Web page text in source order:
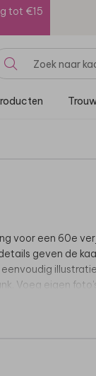
tot €15
voor een 60e
geven de
Voeg eigen